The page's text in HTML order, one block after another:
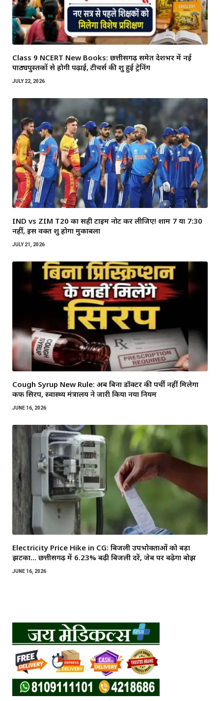
Class 9 NCERT New Books: छत्तीसगढ़ समेत देशभर में नई
पाठ्यपुस्तकों से होगी पढ़ाई, टीचर्स की शुरू हुई ट्रेनिंग
JULY 22, 2026
IND vs ZIM T20 का सही टाइम नोट कर लीजिए! शाम 7 या 7:30
नहीं, इस वक्त शुरू होगा मुकाबला
JULY 21, 2026
Cough Syrup New Rule: अब बिना डॉक्टर की पर्ची नहीं मिलेगा
कफ सिरप, स्वास्थ्य मंत्रालय ने जारी किया नया नियम
JUNE 16, 2026
Electricity Price Hike in CG: बिजली उपभोक्ताओं को बड़ा
झटका… छत्तीसगढ़ में 6.23% बढ़ी बिजली दरें, जेब पर बढ़ेगा बोझ
JUNE 16, 2026